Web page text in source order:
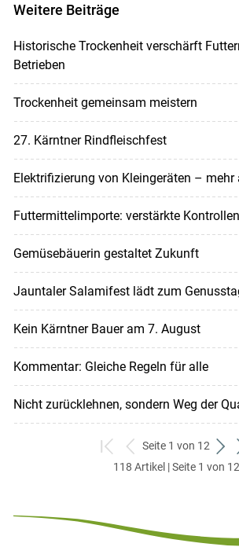
Weitere Beiträge
Historische Trockenheit verschärft
Betrieben
Trockenheit gemeinsam meistern
27. Kärntner Rindfleischfest
Elektrifizierung von Kleingeräten – mehr
Futtermittelimporte: verstärkte Kontrollen
Gemüsebäuerin gestaltet Zukunft
Jauntaler Salamifest lädt zum
Kein Kärntner Bauer am 7. August
Kommentar: Gleiche Regeln für alle
Nicht zurücklehnen, sondern Weg der
zum
ersten
zurück
zum
Seite 1 von 12
zum
118 Artikel | Seite 1 von 12